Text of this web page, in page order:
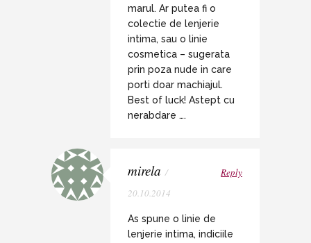
marul. Ar putea fi o
colectie de lenjerie
intima, sau o linie
cosmetica – sugerata
prin poza nude in care
porti doar machiajul.
Best of luck! Astept cu
nerabdare ….
mirela /
20.10.2014
Reply
As spune o linie de
lenjerie intima, indiciile